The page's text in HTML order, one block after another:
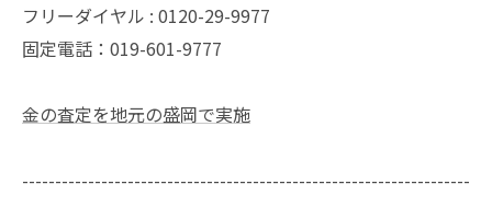
フリーダイヤル : 0120-29-9977
固定電話：019-601-9777
金の査定を地元の盛岡で実施
--------------------------------------------------------------------